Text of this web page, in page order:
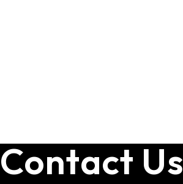
Contact Us